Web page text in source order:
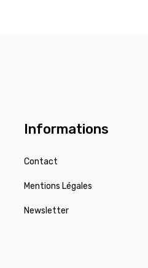
Informations
Contact
Mentions Légales
Newsletter